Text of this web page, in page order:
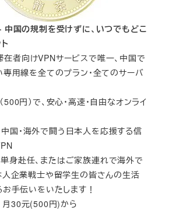
国の規制を受けずに、いつでもどこ
在者向けVPNサービスで唯一、中国で
用線を全てのプラン・全てのサーバ
500円）で、安心・高速・自由なオンライ
国・海外で闘う日本人を応援する信
身赴任、またはご家族連れで海外で
企業戦士や留学生の皆さんの生活
手伝いをいたします！
月30元(500円)から